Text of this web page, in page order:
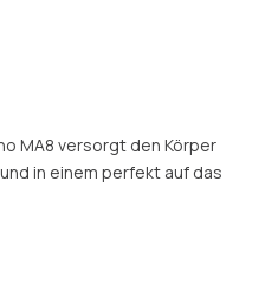
MA8 versorgt den Körper
in einem perfekt auf das